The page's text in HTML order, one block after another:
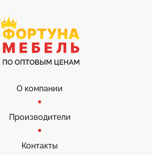
О компании
Производители
Контакты